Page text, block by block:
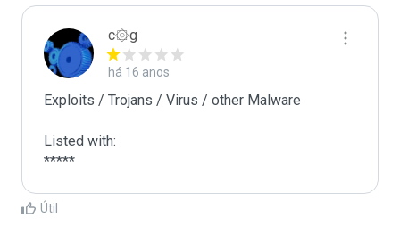
c۞g
há 16 anos
Exploits / Trojans / Virus / other Malware
Listed with:
*****
Útil